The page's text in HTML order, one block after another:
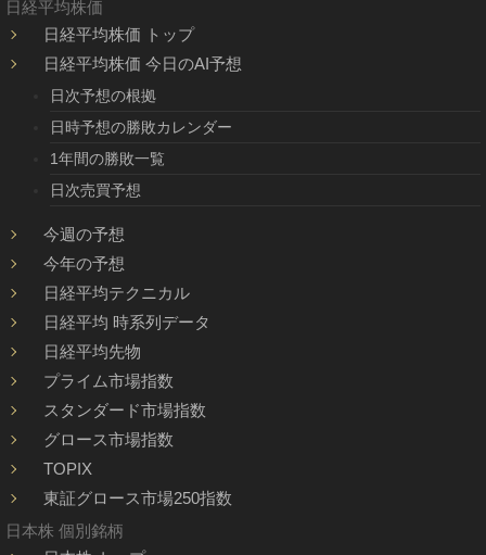
日経平均株価
日経平均株価 トップ
日経平均株価 今日のAI予想
日次予想の根拠
日時予想の勝敗カレンダー
1年間の勝敗一覧
日次売買予想
今週の予想
今年の予想
日経平均テクニカル
日経平均 時系列データ
日経平均先物
プライム市場指数
スタンダード市場指数
グロース市場指数
TOPIX
東証グロース市場250指数
日本株 個別銘柄